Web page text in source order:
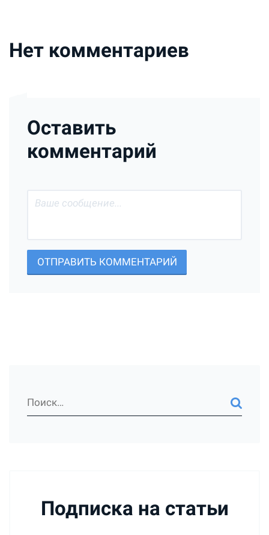
Нет комментариев
Оставить
комментарий
ОТПРАВИТЬ КОММЕНТАРИЙ
Подписка на статьи